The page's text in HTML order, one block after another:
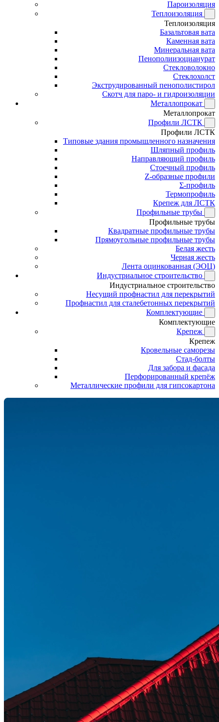
Пароизоляция
Теплоизоляция
Теплоизоляция
Базальтовая вата
Каменная вата
Минеральная вата
Пенополиизоцианурат
Стекловолокно
Стеклохолст
Экструдированный пенополистирол
Скотч для паро- и гидроизоляции
Металлопрокат
Металлопрокат
Профили ЛСТК
Профили ЛСТК
Типовые здания промышленного назначения
Шляпный профиль
Направляющий профиль
Стоечный профиль
Z-образные профили
Σ-профиль
Термопрофиль
Крепеж для ЛСТК
Профильные трубы
Профильные трубы
Квадратные профильные трубы
Прямоугольные профильные трубы
Белая жесть
Черная жесть
Лента оцинкованная (ЭОЦ)
Индустриальное строительство
Индустриальное строительство
Несущий профнастил для перекрытий
Профнастил для сталебетонных перекрытий
Комплектующие
Комплектующие
Крепеж
Крепеж
Кровельные саморезы
Стад-болты
Для забора и фасада
Перфорированный крепёж
Металлические профили для гипсокартона